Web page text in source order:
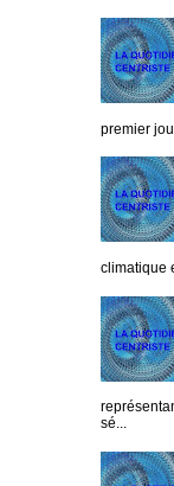
premier
climatique
sé...